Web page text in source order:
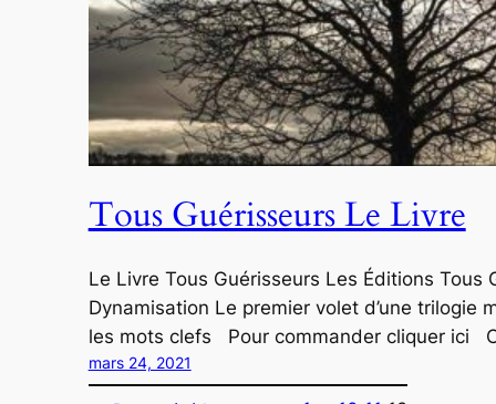
Tous Guérisseurs Le Livre
Le Livre Tous Guérisseurs Les Éditions
Dynamisation Le premier volet d’une
les mots clefs Pour commander cliquer ici
mars 24, 2021